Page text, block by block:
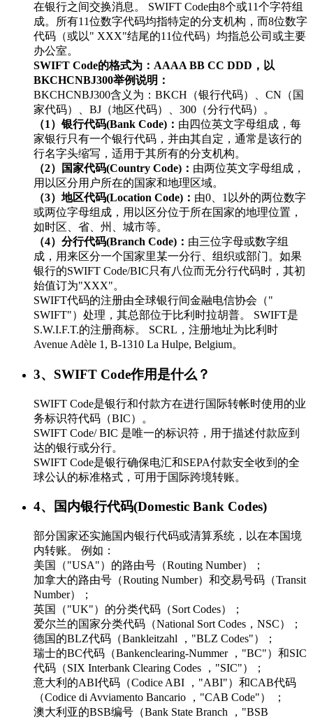
在银行之间交换消息。 SWIFT Code由8个或11个字符组
成。所有11位数字代码均指特定的分支机构，而8位数字
代码（或以" XXX"结尾的11位代码）均指总公司或主要
办公室。
SWIFT Code的格式为：AAAA BB CC DDD，以
BKCHCNBJ300举例说明：
BKCHCNBJ300含义为：BKCH（银行代码）、CN（国
家代码）、BJ（地区代码）、300（分行代码）。
（1）银行代码(Bank Code)： 由四位英文字母组成，每
家银行只有一个银行代码，并由其自定，通常是该行的
行名字头缩写，适用于其所有的分支机构。
（2）国家代码(Country Code)： 由两位英文字母组成，
用以区分用户所在的国家和地理区域。
（3）地区代码(Location Code)： 由0、1以外的两位数字
或两位字母组成，用以区分位于所在国家的地理位置，
如时区、省、州、城市等。
（4）分行代码(Branch Code)： 由三位字母或数字组
成，用来区分一个国家里某一分行、组织或部门。如果
银行的SWIFT Code/BIC只有八位而无分行代码时，其初
始值订为"XXX"。
SWIFT代码的注册由全球银行间金融电信协会（"
SWIFT"）处理，其总部位于比利时拉胡普。 SWIFT是
S.W.I.F.T.的注册商标。 SCRL，注册地址为比利时
Avenue Adèle 1, B-1310 La Hulpe, Belgium。
3、SWIFT Code作用是什么？
SWIFT Code是银行和付款方在进行国际转帐时使用的业
务标识符代码（BIC）。
SWIFT Code/ BIC 是唯一的标识符，用于描述付款应到
达的银行或分行。
SWIFT Code是银行确保电汇和SEPA付款安全收到的全
球公认的标准格式，可用于国际跨境转账。
4、国内银行代码(Domestic Bank Codes)
部分国家还实施国内银行代码或清算系统，以在本国境
内转账。 例如：
美国（"USA"）的路由号（Routing Number）；
加拿大的路由号（Routing Number）和交易号码（Transit
Number）；
英国（"UK"）的分类代码（Sort Codes）；
爱尔兰的国家分类代码（National Sort Codes，NSC）；
德国的BLZ代码（Bankleitzahl ，"BLZ Codes"）；
瑞士的BC代码（Bankenclearing-Nummer ，"BC"）和SIC
代码（SIX Interbank Clearing Codes ，"SIC"）；
意大利的ABI代码（Codice ABI ，"ABI"）和CAB代码
（Codice di Avviamento Bancario ，"CAB Code"） ；
澳大利亚的BSB编号（Bank State Branch ，"BSB